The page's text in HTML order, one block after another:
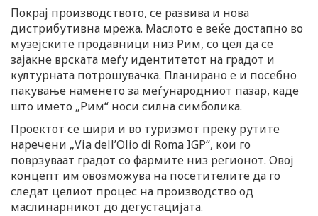
Покрај производството, се развива и нова
дистрибутивна мрежа. Маслото е веќе достапно во
музејските продавници низ Рим, со цел да се
зајакне врската меѓу идентитетот на градот и
културната потрошувачка. Планирано е и посебно
пакување наменето за меѓународниот пазар, каде
што името „Рим“ носи силна симболика.
Проектот се шири и во туризмот преку рутите
наречени „Via dell’Olio di Roma IGP“, кои го
поврзуваат градот со фармите низ регионот. Овој
концепт им овозможува на посетителите да го
следат целиот процес на производство од
маслинарникот до дегустацијата.